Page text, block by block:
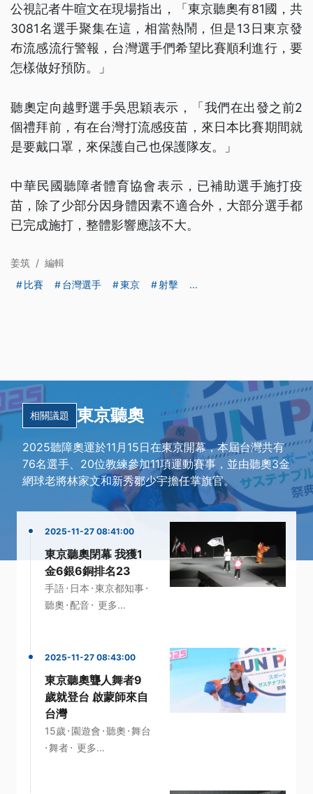
公視記者牛暄文在現場指出，「東京聽奧有81國，共
3081名選手聚集在這，相當熱鬧，但是13日東京發
布流感流行警報，台灣選手們希望比賽順利進行，要
怎樣做好預防。」
聽奧定向越野選手吳思穎表示，「我們在出發之前2
個禮拜前，有在台灣打流感疫苗，來日本比賽期間就
是要戴口罩，來保護自己也保護隊友。」
中華民國聽障者體育協會表示，已補助選手施打疫
苗，除了少部分因身體因素不適合外，大部分選手都
已完成施打，整體影響應該不大。
姜筑 / 編輯
比賽
台灣選手 東京 射擊 ...
相關議題 東京聽奧
2025聽障奧運於11月15日在東京開幕，本屆台灣共有
76名選手、20位教練參加11項運動賽事，並由聽奧3金
網球老將林家文和新秀鄒少宇擔任掌旗官。
2025-11-27 08:41:00
東京聽奧閉幕 我獲1
金6銀6銅排名23
手語· 日本 ·東京都知事·
聽奧 ·配音· 更多...
2025-11-27 08:43:00
東京聽奧聾人舞者9
歲就登台 啟蒙師來自
台灣
15歲 · 園遊會 ·聽奧 ·舞台
·舞者· 更多...